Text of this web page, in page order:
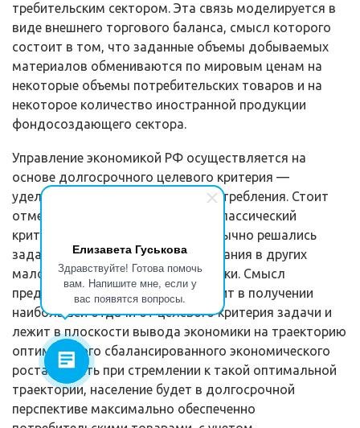
Елизавета Гуськова
Здравствуйте! Готова помочь
вам. Напишите мне, если у
вас появятся вопросы.
требительским сектором. Эта связь моделируется в
виде внешнего торгового баланса, смысл которого
состоит в том, что заданные объемы добываемых
материалов обмениваются по мировым ценам на
некоторые объемы потреби­тельских товаров и на
некоторое количество иностранной продукции
фондо­создающего сектора.
Управление экономикой РФ осуществляется на
основе долгосрочного целевого критерия —
удельного дисконтированного потребления. Стоит
отме­тить, что это типичный неоклассический
критерий, в условиях которого обычно решались
задачи оптимального хозяйствования в других
малосек­торных моделях экономики. Смысл
предлагаемого управления состоит в по­лучении
наибольшей отдачи от целевого критерия задачи и
лежит в плоско­сти вывода экономики на траекторию
оптимального сбалансированного эко­номического
роста. То есть при стремлении к такой оптимальной
траекто­рии, население будет в долгосрочной
перспективе максимально обеспеченно